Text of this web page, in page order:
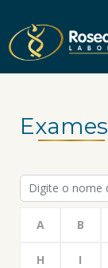
Exames
A B
H I